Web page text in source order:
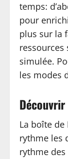
temps:
pour
plus sur la
ressources
simulée.
les modes
La boîte de
rythme les
rythme